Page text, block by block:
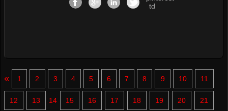
« 1 2 3 4 5 6 7 8 9 10 11
12 13 14 15 16 17 18 19 20 21